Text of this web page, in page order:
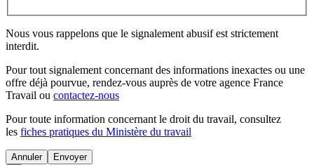
Nous vous rappelons que le signalement abusif est strictement
interdit.
Pour tout signalement concernant des informations inexactes ou une
offre déjà pourvue, rendez-vous auprès de votre agence France
Travail ou contactez-nous
Pour toute information concernant le droit du travail, consultez
les fiches pratiques du Ministère du travail
Annuler